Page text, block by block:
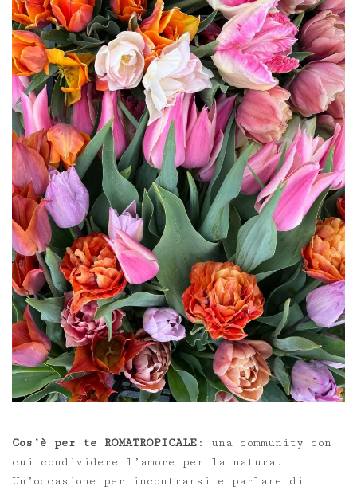
Cos’è per te ROMATROPICALE : una community con
cui condividere l’amore per la natura.
Un’occasione per incontrarsi e parlare di